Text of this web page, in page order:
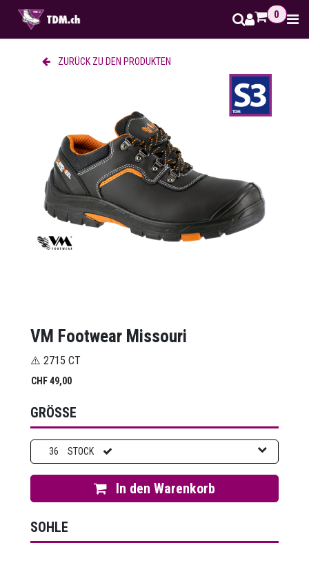
0
ZURÜCK ZU DEN PRODUKTEN
VM Footwear Missouri
⚠️ 2715 CT
CHF49,00
GRÖSSE
36 STOCK
In den Warenkorb
SOHLE